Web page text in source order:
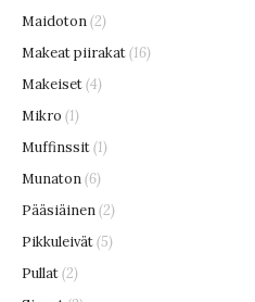
Maidoton(2)
Makeat piirakat(16)
Makeiset(4)
Mikro (1)
Muffinssit(1)
Munaton(6)
Pääsiäinen(2)
Pikkuleivät(5)
Pullat(2)